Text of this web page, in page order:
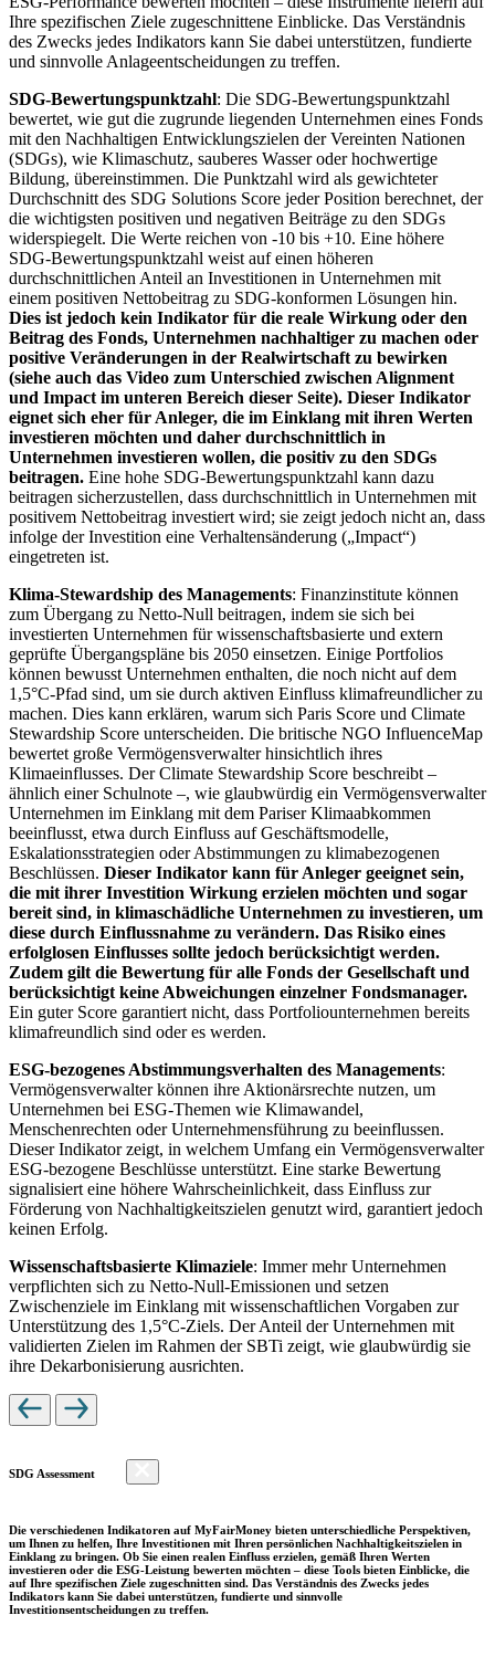
Ihre spezifischen Ziele zugeschnittene Einblicke. Das Verständnis
des Zwecks jedes Indikators kann Sie dabei unterstützen, fundierte
und sinnvolle Anlageentscheidungen zu treffen.
SDG-Bewertungspunktzahl: Die SDG-Bewertungspunktzahl
bewertet, wie gut die zugrunde liegenden Unternehmen eines Fonds
mit den Nachhaltigen Entwicklungszielen der Vereinten Nationen
(SDGs), wie Klimaschutz, sauberes Wasser oder hochwertige
Bildung, übereinstimmen. Die Punktzahl wird als gewichteter
Durchschnitt des SDG Solutions Score jeder Position berechnet, der
die wichtigsten positiven und negativen Beiträge zu den SDGs
widerspiegelt. Die Werte reichen von -10 bis +10. Eine höhere
SDG-Bewertungspunktzahl weist auf einen höheren
durchschnittlichen Anteil an Investitionen in Unternehmen mit
einem positiven Nettobeitrag zu SDG-konformen Lösungen hin.
Dies ist jedoch kein Indikator für die reale Wirkung oder den
Beitrag des Fonds, Unternehmen nachhaltiger zu machen oder
positive Veränderungen in der Realwirtschaft zu bewirken
(siehe auch das Video zum Unterschied zwischen Alignment
und Impact im unteren Bereich dieser Seite). Dieser Indikator
eignet sich eher für Anleger, die im Einklang mit ihren Werten
investieren möchten und daher durchschnittlich in
Unternehmen investieren wollen, die positiv zu den SDGs
beitragen. Eine hohe SDG-Bewertungspunktzahl kann dazu
beitragen sicherzustellen, dass durchschnittlich in Unternehmen mit
positivem Nettobeitrag investiert wird; sie zeigt jedoch nicht an, dass
infolge der Investition eine Verhaltensänderung („Impact“)
eingetreten ist.
Klima-Stewardship des Managements: Finanzinstitute können
zum Übergang zu Netto-Null beitragen, indem sie sich bei
investierten Unternehmen für wissenschaftsbasierte und extern
geprüfte Übergangspläne bis 2050 einsetzen. Einige Portfolios
können bewusst Unternehmen enthalten, die noch nicht auf dem
1,5°C-Pfad sind, um sie durch aktiven Einfluss klimafreundlicher zu
machen. Dies kann erklären, warum sich Paris Score und Climate
Stewardship Score unterscheiden. Die britische NGO InfluenceMap
bewertet große Vermögensverwalter hinsichtlich ihres
Klimaeinflusses. Der Climate Stewardship Score beschreibt –
ähnlich einer Schulnote –, wie glaubwürdig ein Vermögensverwalter
Unternehmen im Einklang mit dem Pariser Klimaabkommen
beeinflusst, etwa durch Einfluss auf Geschäftsmodelle,
Eskalationsstrategien oder Abstimmungen zu klimabezogenen
Beschlüssen. Dieser Indikator kann für Anleger geeignet sein,
die mit ihrer Investition Wirkung erzielen möchten und sogar
bereit sind, in klimaschädliche Unternehmen zu investieren, um
diese durch Einflussnahme zu verändern. Das Risiko eines
erfolglosen Einflusses sollte jedoch berücksichtigt werden.
Zudem gilt die Bewertung für alle Fonds der Gesellschaft und
berücksichtigt keine Abweichungen einzelner Fondsmanager.
Ein guter Score garantiert nicht, dass Portfoliounternehmen bereits
klimafreundlich sind oder es werden.
ESG-bezogenes Abstimmungsverhalten des Managements:
Vermögensverwalter können ihre Aktionärsrechte nutzen, um
Unternehmen bei ESG-Themen wie Klimawandel,
Menschenrechten oder Unternehmensführung zu beeinflussen.
Dieser Indikator zeigt, in welchem Umfang ein Vermögensverwalter
ESG-bezogene Beschlüsse unterstützt. Eine starke Bewertung
signalisiert eine höhere Wahrscheinlichkeit, dass Einfluss zur
Förderung von Nachhaltigkeitszielen genutzt wird, garantiert jedoch
keinen Erfolg.
Wissenschaftsbasierte Klimaziele: Immer mehr Unternehmen
verpflichten sich zu Netto-Null-Emissionen und setzen
Zwischenziele im Einklang mit wissenschaftlichen Vorgaben zur
Unterstützung des 1,5°C-Ziels. Der Anteil der Unternehmen mit
validierten Zielen im Rahmen der SBTi zeigt, wie glaubwürdig sie
ihre Dekarbonisierung ausrichten.
SDG Assessment
Die verschiedenen Indikatoren auf MyFairMoney bieten unterschiedliche Perspektiven,
um Ihnen zu helfen, Ihre Investitionen mit Ihren persönlichen Nachhaltigkeitszielen in
Einklang zu bringen. Ob Sie einen realen Einfluss erzielen, gemäß Ihren Werten
investieren oder die ESG-Leistung bewerten möchten – diese Tools bieten Einblicke, die
auf Ihre spezifischen Ziele zugeschnitten sind. Das Verständnis des Zwecks jedes
Indikators kann Sie dabei unterstützen, fundierte und sinnvolle
Investitionsentscheidungen zu treffen.